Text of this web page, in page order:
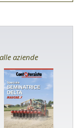
aziende